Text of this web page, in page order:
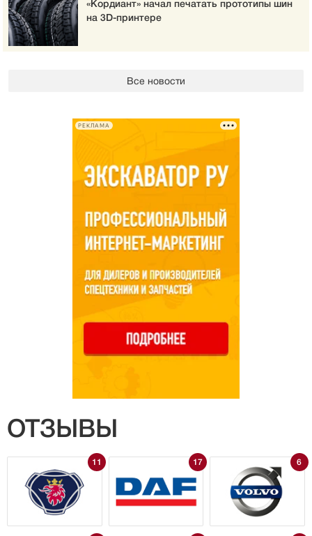
«Кордиант» начал печатать прототипы шин
на 3D-принтере
Все новости
РЕКЛАМА
ОТЗЫВЫ
11 17 6